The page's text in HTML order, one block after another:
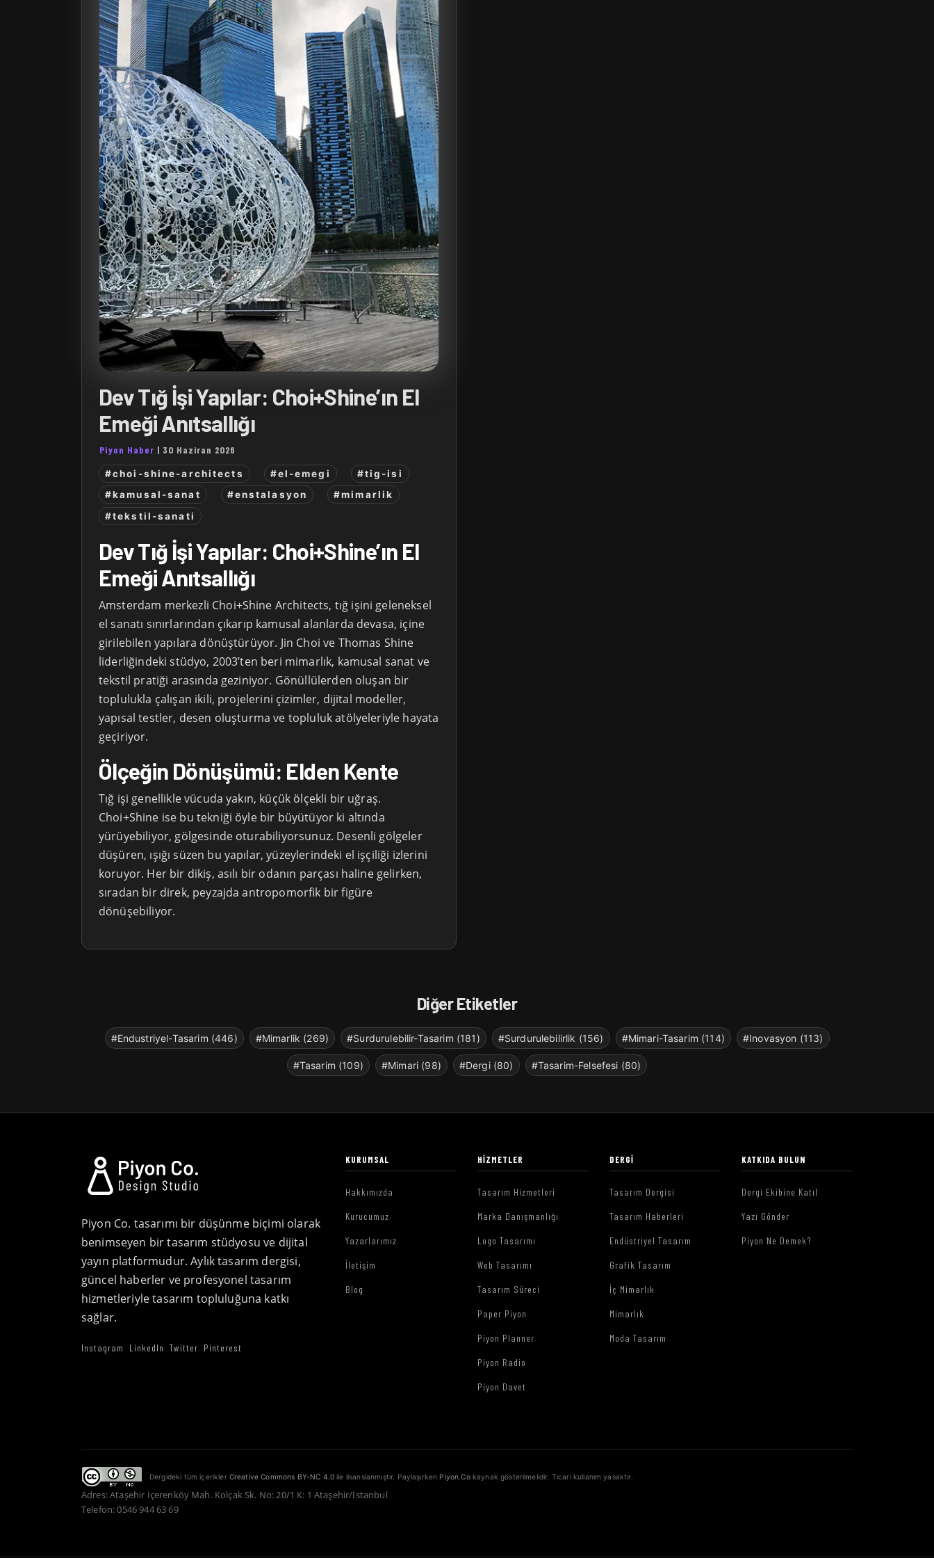
Dev Tığ İşi Yapılar: Choi+Shine’ın El
Emeği Anıtsallığı
Piyon Haber | 30 Haziran 2026
#choi-shine-architects #el-emegi
#tig-isi
#kamusal-sanat
#enstalasyon
#mimarlik
#tekstil-sanati
Dev Tığ İşi Yapılar: Choi+Shine’ın El
Emeği Anıtsallığı
Amsterdam merkezli Choi+Shine Architects, tığ işini geleneksel
el sanatı sınırlarından çıkarıp kamusal alanlarda devasa, içine
girilebilen yapılara dönüştürüyor. Jin Choi ve Thomas Shine
liderliğindeki stüdyo, 2003’ten beri mimarlık, kamusal sanat ve
tekstil pratiği arasında geziniyor. Gönüllülerden oluşan bir
toplulukla çalışan ikili, projelerini çizimler, dijital modeller,
yapısal testler, desen oluşturma ve topluluk atölyeleriyle hayata
geçiriyor.
Ölçeğin Dönüşümü: Elden Kente
Tığ işi genellikle vücuda yakın, küçük ölçekli bir uğraş.
Choi+Shine ise bu tekniği öyle bir büyütüyor ki altında
yürüyebiliyor, gölgesinde oturabiliyorsunuz. Desenli gölgeler
düşüren, ışığı süzen bu yapılar, yüzeylerindeki el işçiliği izlerini
koruyor. Her bir dikiş, asılı bir odanın parçası haline gelirken,
sıradan bir direk, peyzajda antropomorfik bir figüre
dönüşebiliyor.
Diğer Etiketler
#Endustriyel-Tasarim (446) #Mimarlik (269) #Surdurulebilir-Tasarim (181) #Surdurulebilirlik (156) #Mimari-Tasarim (114) #Inovasyon (113)
#Tasarim (109) #Mimari (98) #Dergi (80) #Tasarim-Felsefesi (80)
Piyon Co. tasarımı bir düşünme biçimi olarak
benimseyen bir tasarım stüdyosu ve dijital
yayın platformudur. Aylık tasarım dergisi,
güncel haberler ve profesyonel tasarım
hizmetleriyle tasarım topluluğuna katkı
sağlar.
Instagram LinkedIn Twitter Pinterest
KURUMSAL
Hakkımızda
Kurucumuz
Yazarlarımız
İletişim
Blog
HIZMETLER
Tasarım Hizmetleri
Marka Danışmanlığı
Logo Tasarımı
Web Tasarımı
Tasarım Süreci
Paper Piyon
Piyon Planner
Piyon Radio
Piyon Davet
DERGI
Tasarım Dergisi
Tasarım Haberleri
Endüstriyel Tasarım
Grafik Tasarım
İç Mimarlık
Mimarlık
Moda Tasarım
KATKIDA BULUN
Dergi Ekibine Katıl
Yazı Gönder
Piyon Ne Demek?
Dergideki tüm içerikler Creative Commons BY-NC 4.0 ile lisanslanmıştır. Paylaşırken Piyon.Cokaynak gösterilmelidir. Ticari kullanım yasaktır.
Adres: Ataşehir İçerenköy Mah. Kolçak Sk. No: 20/1 K: 1 Ataşehir/İstanbul
Telefon: 0546 944 63 69